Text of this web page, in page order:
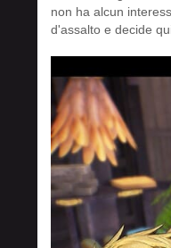
non ha alcun
d'assalto e decide